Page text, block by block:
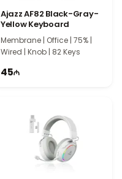
Ajazz AF82 Black-Gray-
Yellow Keyboard
Membrane | Office | 75% |
Wired | Knob | 82 Keys
45